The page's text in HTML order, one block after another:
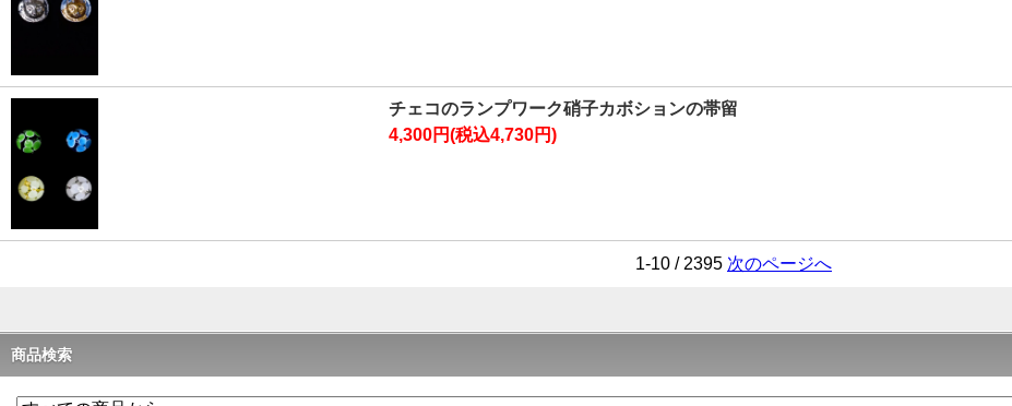
チェコのランプワーク硝子カボションの帯留
4,300円(税込4,730円)
1-10 / 2395 次のページへ
商品検索